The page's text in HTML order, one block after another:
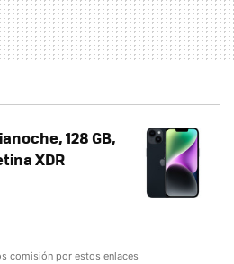
128 GB,
XDR
comisión por estos enlaces